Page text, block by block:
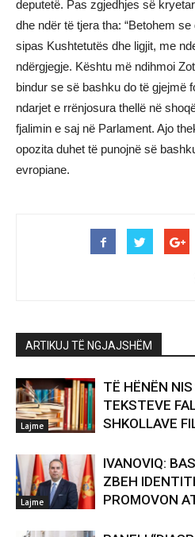
deputetë. Pas zgjedhjes së
dhe ndër të tjera tha: “Betohem
sipas Kushtetutës dhe ligjit, me
ndërgjegje. Kështu më ndihmoi
bindur se së bashku do të gjejmë
ndarjet e rrënjosura thellë në
fjalimin e saj në Parlament. Ajo
opozita duhet të punojnë së
evropiane.
ARTIKUJ TË NGJAJSHËM
Lajme
TË HËNËN
TEKSTEVE
SHKOLLAVE
Lajme
IVANOVIQ:
ZBEH
PROMOVON